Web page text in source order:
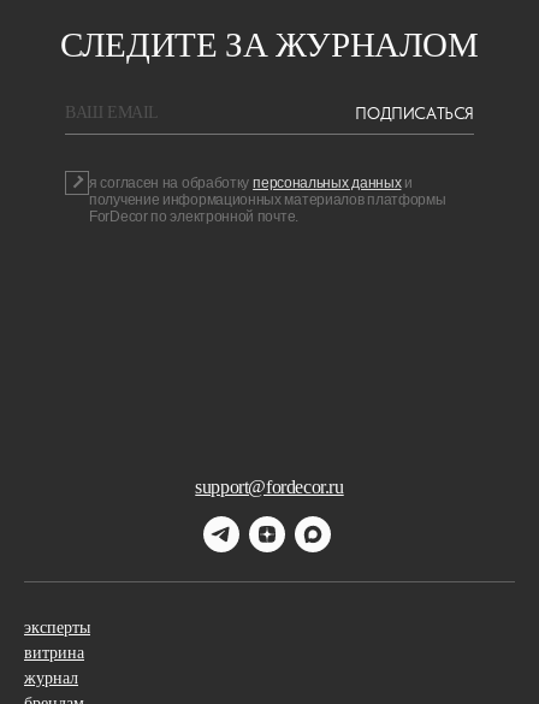
support@fordecor.ru
СЛЕДИТЕ ЗА ЖУРНАЛОМ
BAШ EMAIL ПОДПИСАТЬСЯ
я согласен на обработку персональных данных и
получение информационных материалов платформы
ForDecor по электронной почте.
эксперты
витрина
журнал